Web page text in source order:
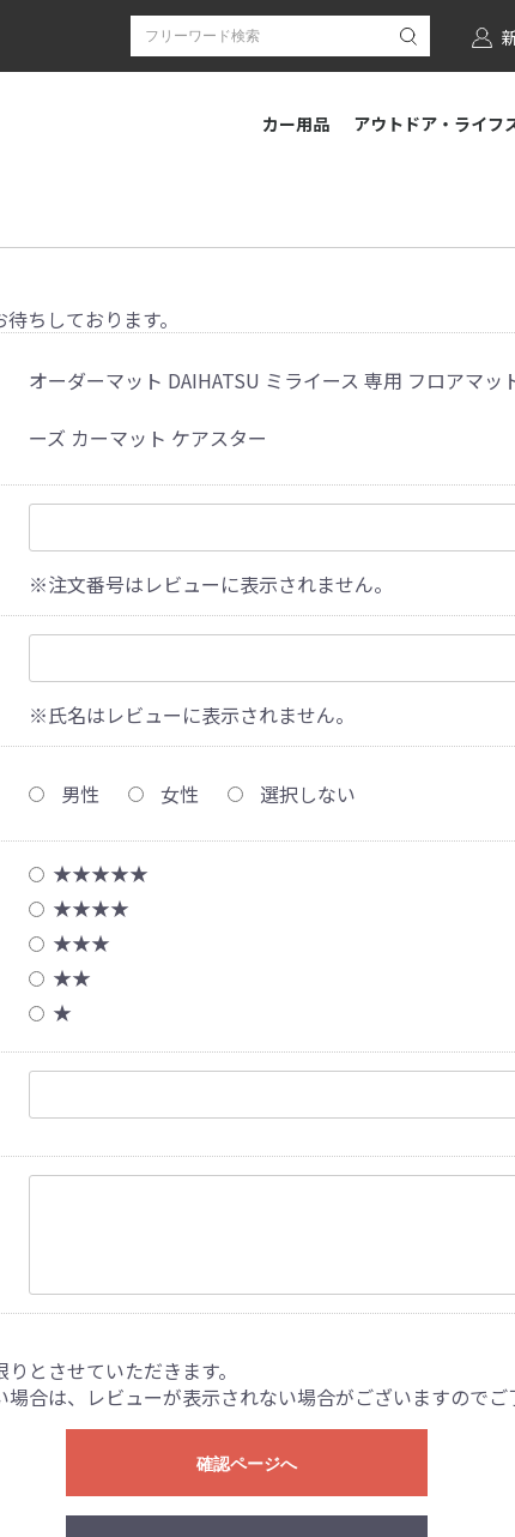
カー用品 アウトドア・ライフ
ちしております。
オーダーマット DAIHATSU ミライース 専用 フロアマ
ーズ カーマット ケアスター
※注文番号はレビューに表示されません。
※氏名はレビューに表示されません。
男性 女性 選択しない
★★★★★
★★★★
★★★
★★
★
とさせていただきます。
合は、レビューが表示されない場合がございますのでご
確認ページへ